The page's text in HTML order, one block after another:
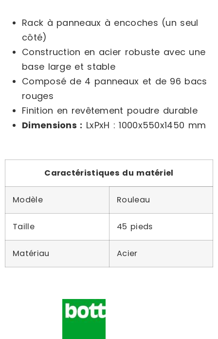
Rack à panneaux à encoches (un seul
côté)
Construction en acier robuste avec une
base large et stable
Composé de 4 panneaux et de 96 bacs
rouges
Finition en revêtement poudre durable
Dimensions : LxPxH : 1000x550x1450 mm
Caractéristiques du matériel
Modèle Rouleau
Taille 45 pieds
Matériau Acier